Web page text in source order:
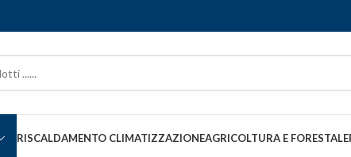
RISCALDAMENTO CLIMATIZZAZIONEAGRICOLTURA E FORESTALE